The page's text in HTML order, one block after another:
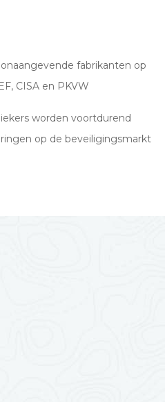
fabrikanten op
CISA en PKVW
worden voortdurend
op de beveiligingsmarkt